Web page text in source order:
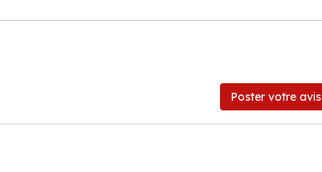
Poster votre avis